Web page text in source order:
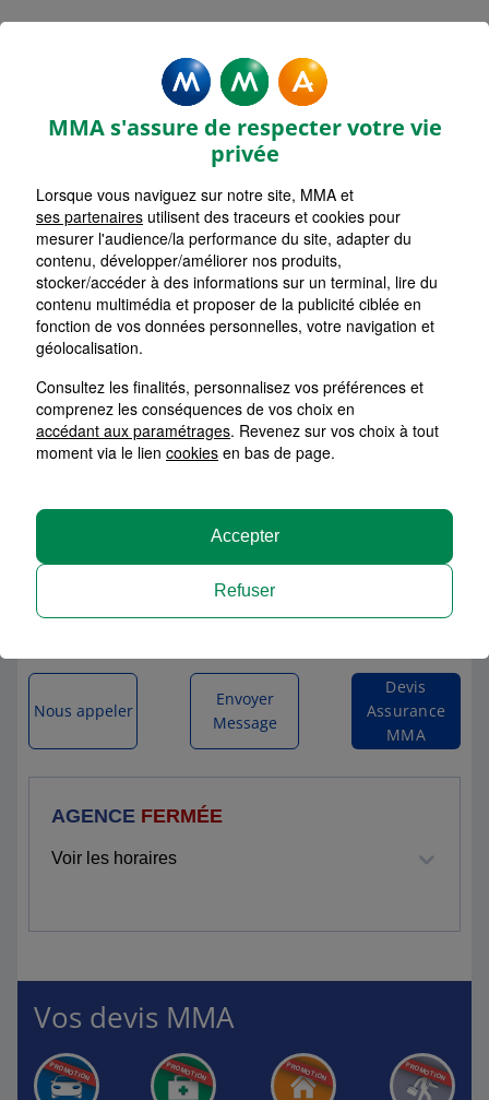
Assurance Nouvelle-Aquitaine Assurance Vienne (86)
MMA LENCLOITRE
86140 LENCLOITRE
AGENCE FERMÉE
Voir les horaires
Nous appeler
Envoyer
Message
Devis
Assurance
MMA
Vos devis MMA
MMA s'assure de respecter votre vie
privée
Lorsque vous naviguez sur notre site, MMA et
ses partenaires utilisent des traceurs et cookies pour
mesurer l'audience/la performance du site, adapter du
contenu, développer/améliorer nos produits,
stocker/accéder à des informations sur un terminal, lire du
contenu multimédia et proposer de la publicité ciblée en
fonction de vos données personnelles, votre navigation et
géolocalisation.
Consultez les finalités, personnalisez vos préférences et
comprenez les conséquences de vos choix en
accédant aux paramétrages. Revenez sur vos choix à tout
moment via le lien cookies en bas de page.
Refuser
Accepter